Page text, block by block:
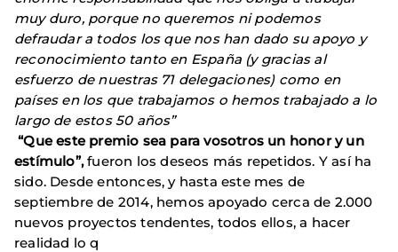
muy duro, porque no queremos ni podemos
defraudar a todos los que nos han dado su apoyo y
reconocimiento tanto en España (y gracias al
esfuerzo de nuestras 71 delegaciones) como en
países en los que trabajamos o hemos trabajado a lo
largo de estos 50 años”
“Que este premio sea para vosotros un honor y un
estímulo”,fueron los deseos más repetidos. Y así ha
sido. Desde entonces, y hasta este mes de
septiembre de 2014, hemos apoyado cerca de 2.000
nuevos proyectos tendentes, todos ellos, a hacer
realidad lo q